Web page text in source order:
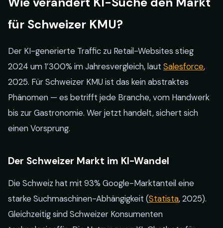
für Schweizer KMU?
Der KI-generierte Traffic zu Retail-Websites stieg
2024 um 1’300% im Jahresvergleich, laut Salesforce,
2025. Für Schweizer KMU ist das kein abstraktes
Phänomen — es betrifft jede Branche, vom Handwerk
bis zur Gastronomie. Wer jetzt handelt, sichert sich
einen Vorsprung.
Der Schweizer Markt im KI-Wandel
Die Schweiz hat mit 93% Google-Marktanteil eine
starke Suchmaschinen-Abhängigkeit (Statista, 2025).
Gleichzeitig sind Schweizer Konsumenten